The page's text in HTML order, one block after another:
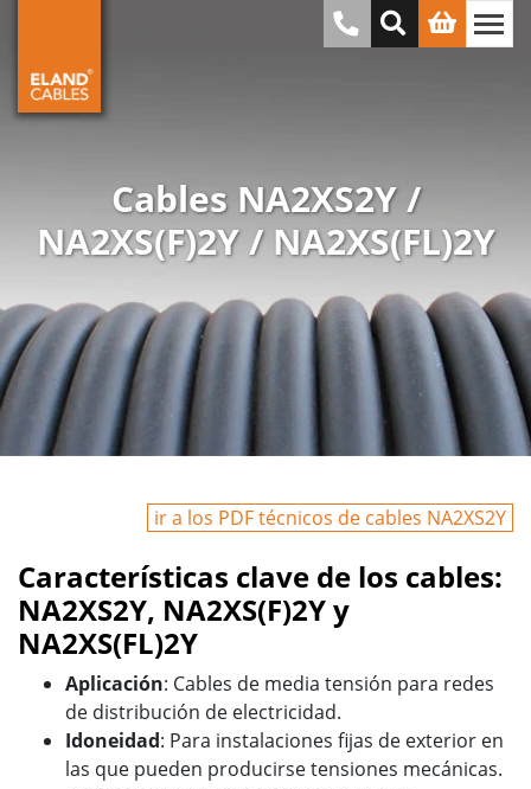
Cables NA2XS2Y /
NA2XS(F)2Y / NA2XS(FL)2Y
ir a los PDF técnicos de cables NA2XS2Y
Características clave de los cables:
NA2XS2Y, NA2XS(F)2Y y
NA2XS(FL)2Y
Aplicación: Cables de media tensión para redes
de distribución de electricidad.
Idoneidad: Para instalaciones fijas de exterior en
las que pueden producirse tensiones mecánicas.